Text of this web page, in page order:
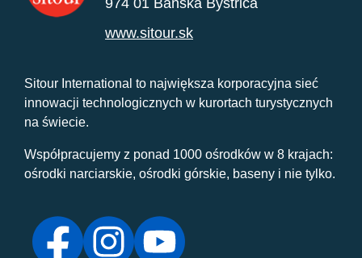
974 01 Banská Bystrica
www.sitour.sk
Sitour International to największa korporacyjna sieć
innowacji technologicznych w kurortach turystycznych
na świecie.
Współpracujemy z ponad 1000 ośrodków w 8 krajach:
ośrodki narciarskie, ośrodki górskie, baseny i nie tylko.